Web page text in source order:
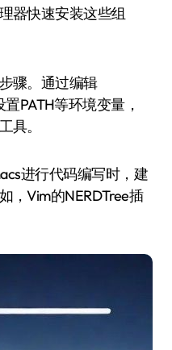
器快速安装这些组
骤。通过编辑
PATH等环境变量，
具。
进行代码编写时，建
，Vim的NERDTree插